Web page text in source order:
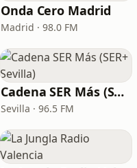
Onda Cero Madrid
Madrid · 98.0 FM
Cadena SER Más (SER+ Sevilla)
Sevilla · 96.5 FM